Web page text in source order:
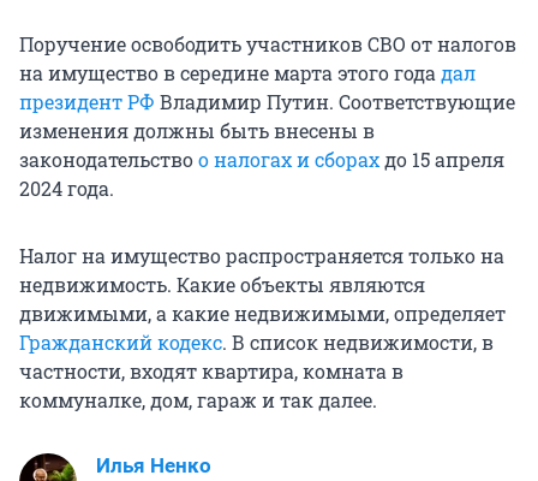
Поручение освободить участников СВО от налогов
на имущество в середине марта этого годадал
президент РФ Владимир Путин. Соответствующие
изменения должны быть внесены в
законодательствоо налогах и сборахдо 15 апреля
2024 года.
Налог на имущество распространяется только на
недвижимость. Какие объекты являются
движимыми, а какие недвижимыми, определяет
Гражданский кодекс. В список недвижимости, в
частности, входят квартира, комната в
коммуналке, дом, гараж и так далее.
Илья Ненко